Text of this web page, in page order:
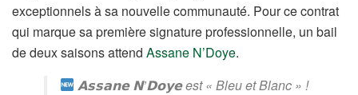
exceptionnels à sa nouvelle communauté. Pour ce contrat
qui marque sa première signature professionnelle, un bail
de deux saisons attend Assane N’Doye.
𝗔𝘀𝘀𝗮𝗻𝗲 𝗡’𝗗𝗼𝘆𝗲 est « Bleu et Blanc » !